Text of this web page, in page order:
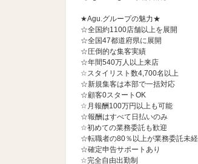
★Agu.グループの魅力★
☆全国約1100店舗以上を展開
☆全国47都道府県に展開
☆圧倒的な集客実績
☆年間540万人以上来店
☆スタイリスト数4,700名以上
☆新規集客は本部で一括対応
☆顧客0スタートOK
☆月報酬100万円以上も可能
☆報酬はすべて日払いのみ
☆初めての業務委託も歓迎
☆転職者の80％以上が業務委託未
☆確定申告サポートあり
☆完全自由出勤制